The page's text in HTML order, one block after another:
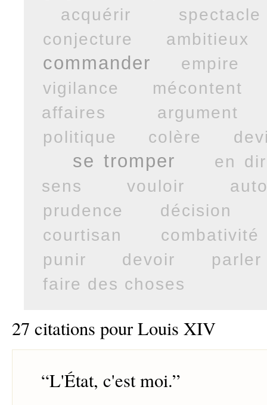
acquérir
spectacle
conjecture
ambitieux
commander
empire
vigilance
mécontent
affaires
argument
politique
colère
se tromper
en
sens
vouloir
prudence
décision
courtisan
combativité
punir
devoir
faire des choses
27 citations pour Louis XIV
“L'État, c'est moi.”